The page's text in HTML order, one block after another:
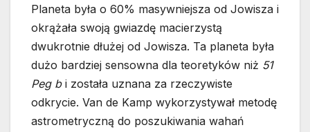
Planeta była o 60% masywniejsza od Jowisza i
okrążała swoją gwiazdę macierzystą
dwukrotnie dłużej od Jowisza. Ta planeta była
dużo bardziej sensowna dla teoretyków niż 51
Peg bi została uznana za rzeczywiste
odkrycie. Van de Kamp wykorzystywał metodę
astrometryczną do poszukiwania wahań